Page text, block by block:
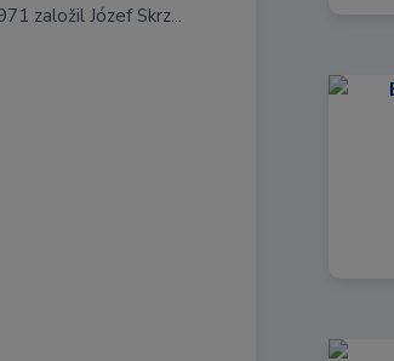
založil Józef Skrz...